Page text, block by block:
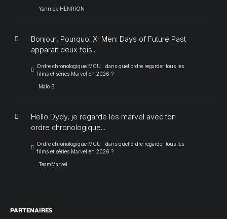
Yannick HENRION
Bonjour, Pourquoi X-Men: Days of Future Past
apparait deux fois...
Ordre chronologique MCU : dans quel ordre regarder tous les
films et séries Marvel en 2026 ?
Malo B
Hello Dydy, je regarde les marvel avec ton
ordre chronologique...
Ordre chronologique MCU : dans quel ordre regarder tous les
films et séries Marvel en 2026 ?
TeamMarvel
PARTENAIRES